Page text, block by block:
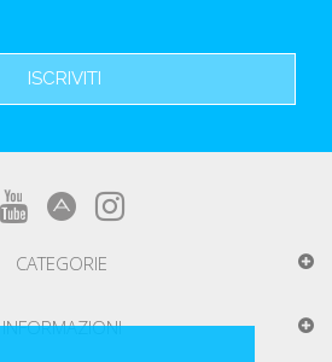
ISCRIVITI
CATEGORIE
INFORMAZIONI